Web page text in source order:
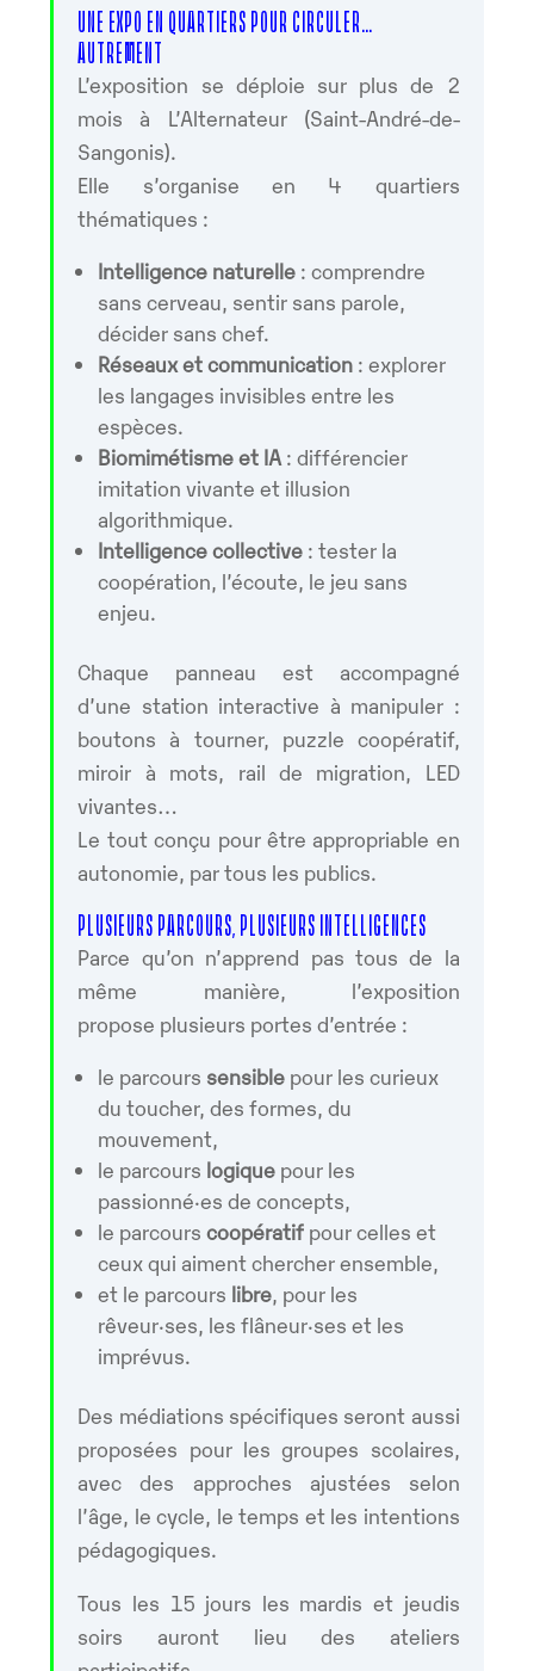
UNE EXPO EN QUARTIERS POUR CIRCULER…
AUTREMENT
L’exposition se déploie sur plus de 2
mois à L’Alternateur (Saint-André-de-
Sangonis).
Elle s’organise en 4 quartiers
thématiques :
Intelligence naturelle : comprendre
sans cerveau, sentir sans parole,
décider sans chef.
Réseaux et communication : explorer
les langages invisibles entre les
espèces.
Biomimétisme et IA : différencier
imitation vivante et illusion
algorithmique.
Intelligence collective : tester la
coopération, l’écoute, le jeu sans
enjeu.
Chaque panneau est accompagné
d’une station interactive à manipuler :
boutons à tourner, puzzle coopératif,
miroir à mots, rail de migration, LED
vivantes…
Le tout conçu pour être appropriable en
autonomie, par tous les publics.
PLUSIEURS PARCOURS, PLUSIEURS INTELLIGENCES
Parce qu’on n’apprend pas tous de la
même manière, l’exposition
propose plusieurs portes d’entrée :
le parcours sensible pour les curieux
du toucher, des formes, du
mouvement,
le parcours logique pour les
passionné·es de concepts,
le parcourscoopératif pour celles et
ceux qui aiment chercher ensemble,
et le parcours libre, pour les
rêveur·ses, les flâneur·ses et les
imprévus.
Des médiations spécifiques seront aussi
proposées pour les groupes scolaires,
avec des approches ajustées selon
l’âge, le cycle, le temps et les intentions
pédagogiques.
Tous les 15 jours les mardis et jeudis
soirs auront lieu des ateliers